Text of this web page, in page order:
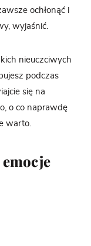
ochłonąć i
wyjaśnić.
nieuczciwych
podczas
się na
o co naprawdę
warto.